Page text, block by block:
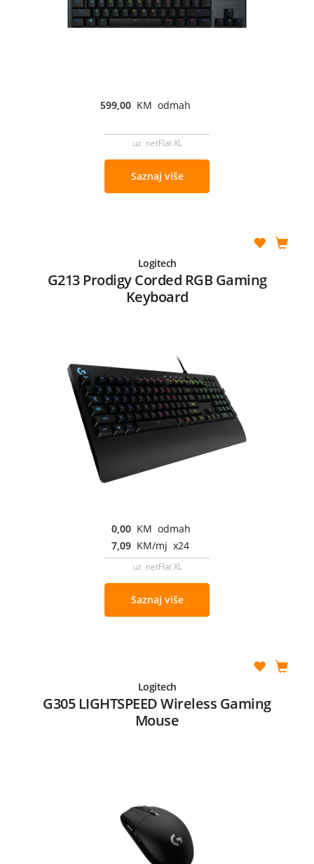
599,00 KM odmah
uz netFlat XL
Saznaj više
Logitech
G213 Prodigy Corded RGB Gaming
Keyboard
0,00 KM odmah
7,09 KM/mj x24
uz netFlat XL
Saznaj više
Logitech
G305 LIGHTSPEED Wireless Gaming
Mouse